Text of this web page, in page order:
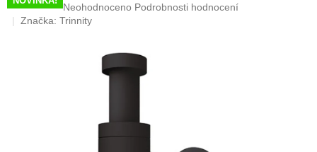
Průměrné
hodnocení
Neohodnoceno Podrobnosti hodnocení
Značka: Trinnity